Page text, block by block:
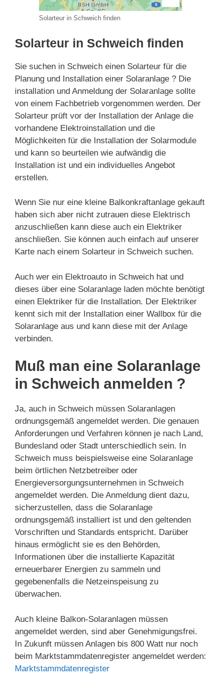
Solarteur in Schweich finden
Solarteur in Schweich finden
Sie suchen in Schweich einen Solarteur für die
Planung und Installation einer Solaranlage ? Die
installation und Anmeldung der Solaranlage sollte
von einem Fachbetrieb vorgenommen werden. Der
Solarteur prüft vor der Installation der Anlage die
vorhandene Elektroinstallation und die
Möglichkeiten für die Installation der Solarmodule
und kann so beurteilen wie aufwändig die
Installation ist und ein individuelles Angebot
erstellen.
Wenn Sie nur eine kleine Balkonkraftanlage gekauft
haben sich aber nicht zutrauen diese Elektrisch
anzuschließen kann diese auch ein Elektriker
anschließen. Sie können auch einfach auf unserer
Karte nach einem Solarteur in Schweich suchen.
Auch wer ein Elektroauto in Schweich hat und
dieses über eine Solaranlage laden möchte benötigt
einen Elektriker für die Installation. Der Elektriker
kennt sich mit der Installation einer Wallbox für die
Solaranlage aus und kann diese mit der Anlage
verbinden.
Muß man eine Solaranlage
in Schweich anmelden ?
Ja, auch in Schweich müssen Solaranlagen
ordnungsgemäß angemeldet werden. Die genauen
Anforderungen und Verfahren können je nach Land,
Bundesland oder Stadt unterschiedlich sein. In
Schweich muss beispielsweise eine Solaranlage
beim örtlichen Netzbetreiber oder
Energieversorgungsunternehmen in Schweich
angemeldet werden. Die Anmeldung dient dazu,
sicherzustellen, dass die Solaranlage
ordnungsgemäß installiert ist und den geltenden
Vorschriften und Standards entspricht. Darüber
hinaus ermöglicht sie es den Behörden,
Informationen über die installierte Kapazität
erneuerbarer Energien zu sammeln und
gegebenenfalls die Netzeinspeisung zu
überwachen.
Auch kleine Balkon-Solaranlagen müssen
angemeldet werden, sind aber Genehmigungsfrei.
In Zukunft müssen Anlagen bis 800 Watt nur noch
beim Marktstammdatenregister angemeldet werden:
Marktstammdatenregister